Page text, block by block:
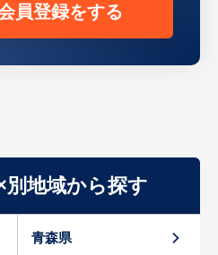
員登録をする
別地域から探す
青森県